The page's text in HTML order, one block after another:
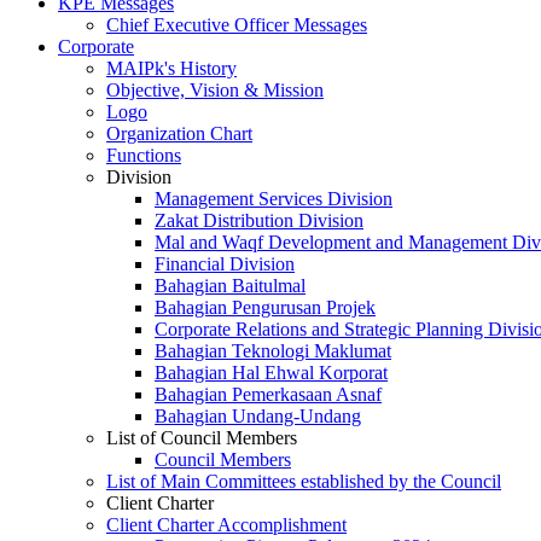
Chief Executive Officer Messages
Corporate
MAIPk's History
Objective, Vision & Mission
Logo
Organization Chart
Functions
Division
Management Services Division
Zakat Distribution Division
Mal and Waqf Development and Management
Financial Division
Bahagian Baitulmal
Bahagian Pengurusan Projek
Corporate Relations and Strategic Planning
Bahagian Teknologi Maklumat
Bahagian Hal Ehwal Korporat
Bahagian Pemerkasaan Asnaf
Bahagian Undang-Undang
List of Council Members
Council Members
List of Main Committees established by the Council
Client Charter
Client Charter Accomplishment